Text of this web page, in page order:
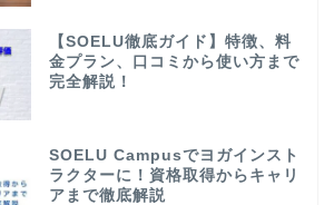
【SOELU徹底ガイド】特徴、料
金プラン、口コミから使い方まで
完全解説！
SOELU Campusでヨガインスト
ラクターに！資格取得からキャリ
アまで徹底解説